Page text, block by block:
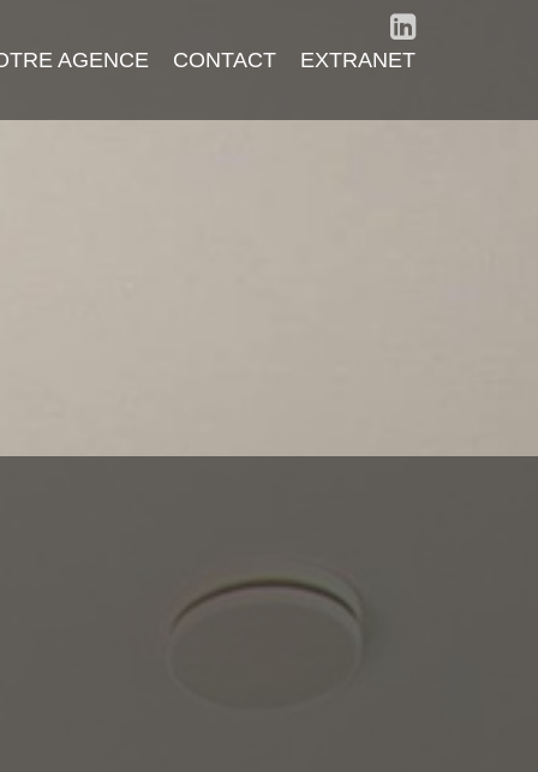
AGENCE CONTACT EXTRANET